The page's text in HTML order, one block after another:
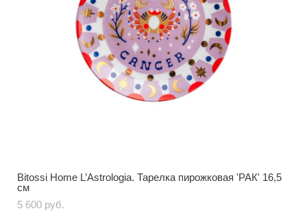
Bitossi Home L’Astrologia. Тарелка пирожковая 'РАК' 16,5
см
5 600 pуб.